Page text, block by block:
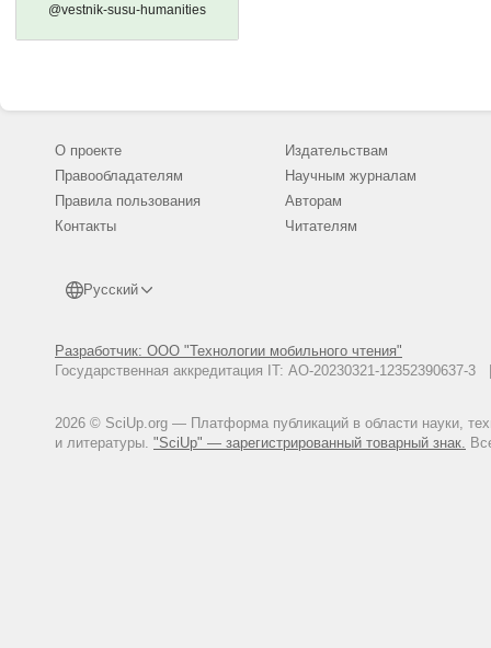
@vestnik-susu-humanities
О проекте
Правообладателям
Правила пользования
Контакты
Русский
Разработчик: ООО "Технологии мобильного чтения"
Государственная аккредитация IT: АО-20230321-
2026 © SciUp.org — Платформа публикаций в области науки,
и литературы. "SciUp" — зарегистрированный товарный знак.
Издательствам
Научным журналам
Авторам
Читателям